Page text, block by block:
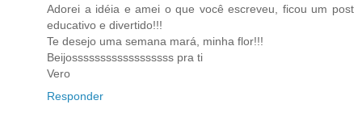
Adorei a idéia e amei o que você escreveu, ficou um post
educativo e divertido!!!
Te desejo uma semana mará, minha flor!!!
Beijossssssssssssssssss pra ti
Vero
Responder